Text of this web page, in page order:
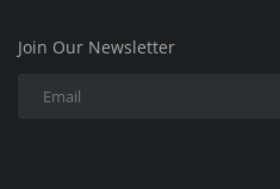
Join Our Newsletter